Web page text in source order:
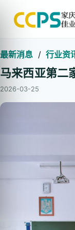
最新消息 / 行业资
马来西亚第二
2026-03-25